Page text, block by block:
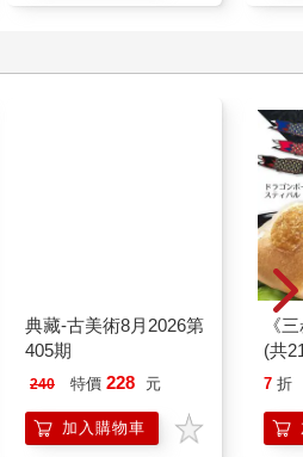
」。這個術語源自於「在天河中游
是「天服」，她穿著它們坐上天國
），將帶羽毛的翅膀用蠟黏在自己
東的證據顯示，雖然神被描述成有
力──或有時需要穿上帶翅的衣服來
從來不透過拍動翅膀飛行。相反
的旅行。太空船
在哈蘭郊外過夜，看見「一個梯子
，「上帝的使者」繁忙的上去下
各懼怕了，他說：
道……這地方何等可畏！這不是別
典藏-古美術8月2026第
405期
240 特價 228 元
加入購物車
《
(共
7 折